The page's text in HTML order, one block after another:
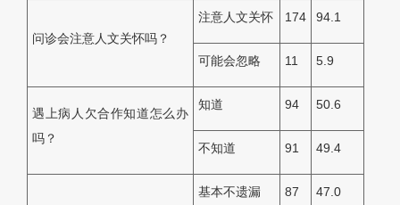
问诊会注意人文关怀吗？
注意人文关怀 174 94.1
可能会忽略 11 5.9
遇上病人欠合作知道怎么办
吗？
知道 94 50.6
不知道 91 49.4
基本不遗漏 87 47.0